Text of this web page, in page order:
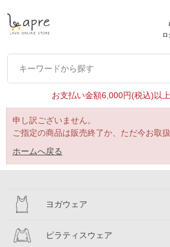
ロ
キーワードから探す
キーワードから探す
お支払い金額6,000円(税込)以
申し訳ございません。
ご指定の商品は販売終了か、ただ今お取
ホームへ戻る
ヨガウェア
ピラティスウェア